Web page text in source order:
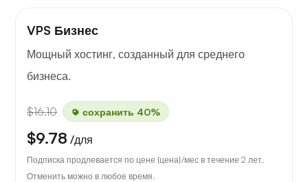
VPS Бизнес
Мощный хостинг, созданный для среднего
бизнеса.
$16.10 сохранить 40%
$9.78 /для
Подписка продлевается по цене {цена}/мес в течение 2 лет.
Отменить можно в любое время.